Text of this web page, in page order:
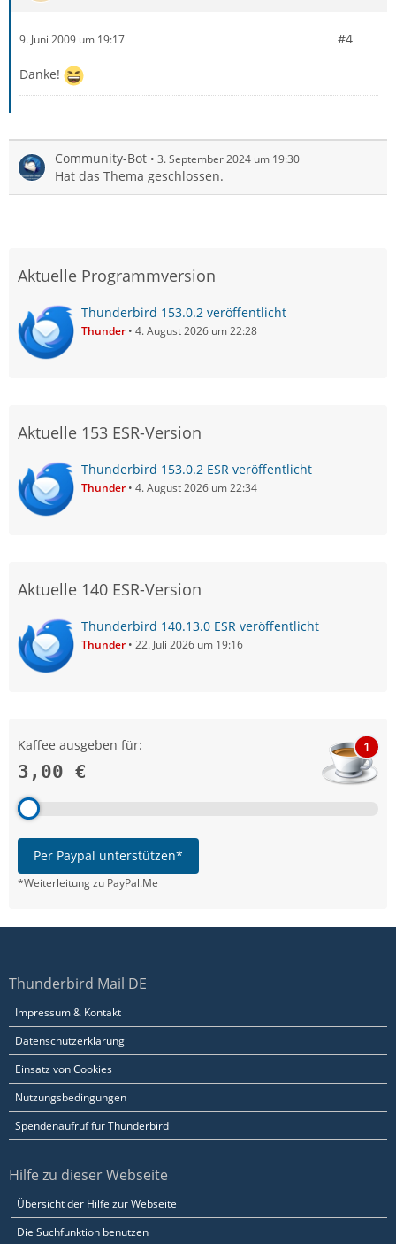
9. Juni 2009 um 19:17 #4
Danke!
Community-Bot 3. September 2024 um 19:30
Hat das Thema geschlossen.
Aktuelle Programmversion
Thunderbird 153.0.2 veröffentlicht
Thunder 4. August 2026 um 22:28
Aktuelle 153 ESR-Version
Thunderbird 153.0.2 ESR veröffentlicht
Thunder 4. August 2026 um 22:34
Aktuelle 140 ESR-Version
Thunderbird 140.13.0 ESR veröffentlicht
Thunder 22. Juli 2026 um 19:16
Kaffee ausgeben für:
3,00 €
1
Per Paypal unterstützen*
*Weiterleitung zu PayPal.Me
Thunderbird Mail DE
Impressum & Kontakt
Datenschutzerklärung
Einsatz von Cookies
Nutzungsbedingungen
Spendenaufruf für Thunderbird
Hilfe zu dieser Webseite
Übersicht der Hilfe zur Webseite
Die Suchfunktion benutzen